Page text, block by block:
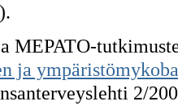
).
MEPATO-
ja
2/